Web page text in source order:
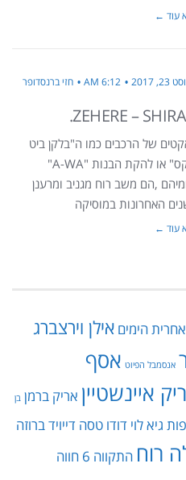
עוד ←
2017
6:12 AM חזי ברנסדופר
ZEHERE –
של הרכבים כמו ה"בלקן ביט
בוקס" או להקת הבנות "A-WA"
,הם משב רוח מגניב ומרענן
האחרונות במוסיקה
עוד ←
אחרית הימים אילן וירצברג
אנסמבל הפיוט אסף
איינשטיין אריק ברמן בן
גיא לוי דודו טסה דייויד ברוזה
רוח התקווה 6
חווה